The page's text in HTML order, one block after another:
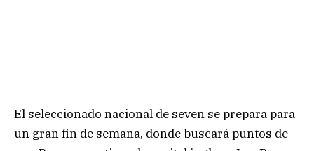
El seleccionado nacional de seven se prepara para
un gran fin de semana, donde buscará puntos de